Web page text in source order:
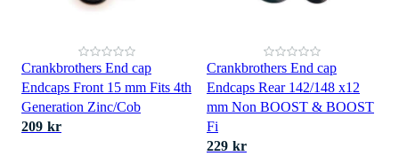
Crankbrothers End cap
Endcaps Front 15 mm Fits 4th
Generation Zinc/Cob
209 kr
Crankbrothers End cap
Endcaps Rear 142/148 x12
mm Non BOOST & BOOST
Fi
229 kr